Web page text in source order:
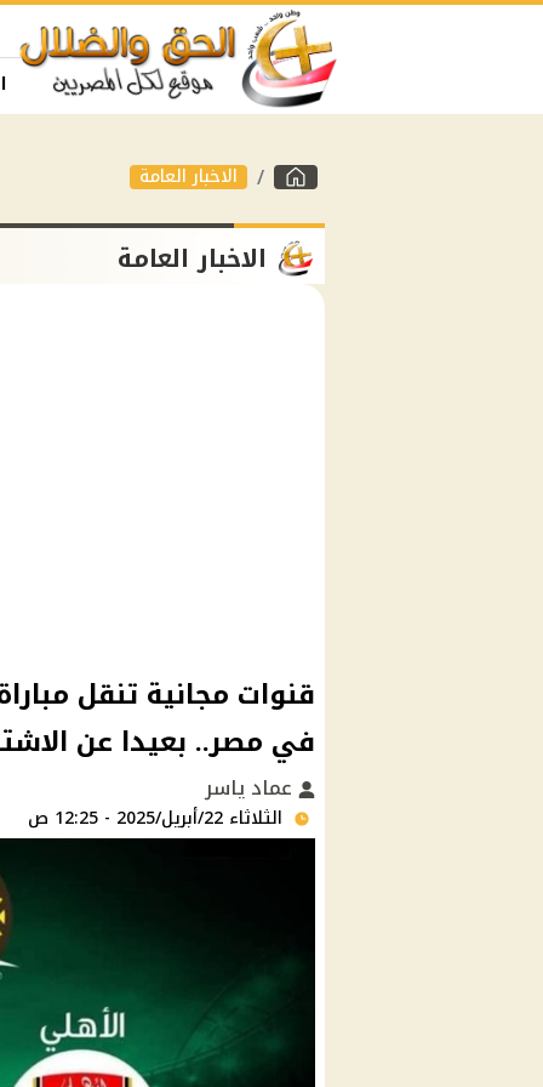
الاخبار العامة
الاخبار العامة
قنوات مجانية تنقل
في مصر.. بعيدا عن
عماد ياسر
الثلاثاء 22/أبريل/2025 - 12:25 ص